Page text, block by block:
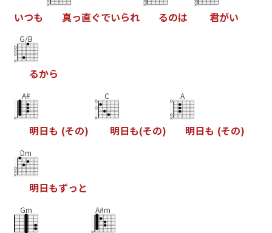
いつも 真っ直ぐでいられ るのは 君がい
G/B
るから
A#
明日も (その)
C
明日も(その)
A
明日も (その)
Dm
明日もずっ と
Gm A#m